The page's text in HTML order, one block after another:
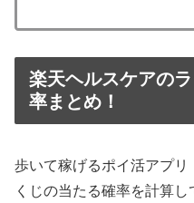
楽天ヘルスケアの
率まとめ！
歩いて稼げるポイ活アプ
くじの当たる確率を計算し